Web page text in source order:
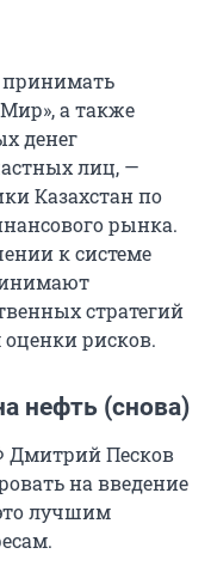
принимать
а также
денег
лиц, —
Казахстан по
рынка.
к системе
стратегий
рисков.
нефть (снова)
Дмитрий Песков
на введение
лучшим